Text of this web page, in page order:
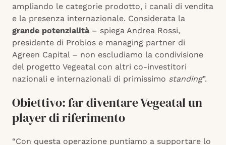
ampliando le categorie prodotto, i canali di vendita
e la presenza internazionale. Considerata la
grande potenzialità – spiega Andrea Rossi,
presidente di Probios e managing partner di
Agreen Capital – non escludiamo la condivisione
del progetto Vegeatal con altri co-investitori
nazionali e internazionali di primissimo standing”.
Obiettivo: far diventare Vegeatal un
player di riferimento
“Con questa operazione puntiamo a supportare lo